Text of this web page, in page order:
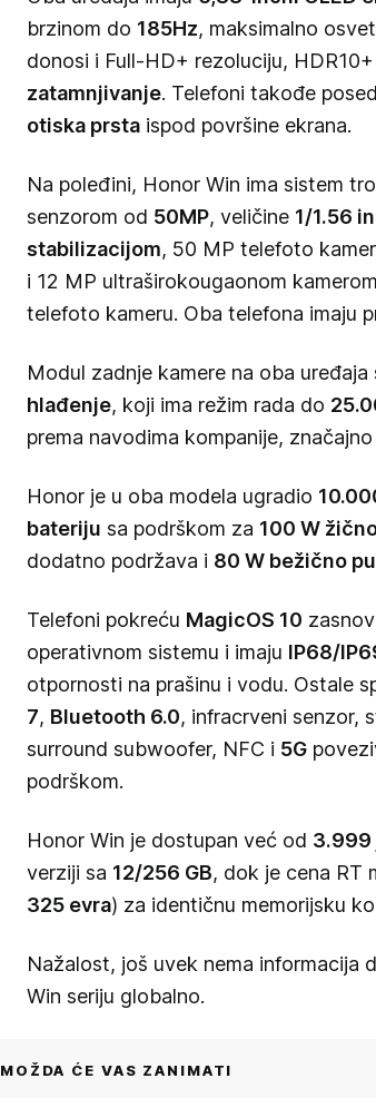
brzinom do 185Hz, maksimalno
donosi i Full-HD+ rezoluciju,
zatamnjivanje. Telefoni takođe
otiska prsta ispod površine ekrana.
Na poleđini, Honor Win ima sistem
senzorom od 50MP, veličine 1/1.56
stabilizacijom, 50 MP telefoto
i 12 MP ultraširokougaonom
telefoto kameru. Oba telefona imaju
Modul zadnje kamere na oba uređaja
hlađenje, koji ima režim rada do
prema navodima kompanije,
Honor je u oba modela ugradio
bateriju sa podrškom za 100 W
dodatno podržava i 80 W bežično
Telefoni pokreću MagicOS 10
operativnom sistemu i imaju IP68/
otpornosti na prašinu i vodu. Ostale
7, Bluetooth 6.0, infracrveni senzor,
surround subwoofer, NFC i 5G
podrškom.
Honor Win je dostupan već od 3.999
verziji sa 12/256 GB, dok je cena RT
325 evra) za identičnu memorijsku
Nažalost, još uvek nema informacija
Win seriju globalno.
MOŽDA ĆE VAS ZANIMATI